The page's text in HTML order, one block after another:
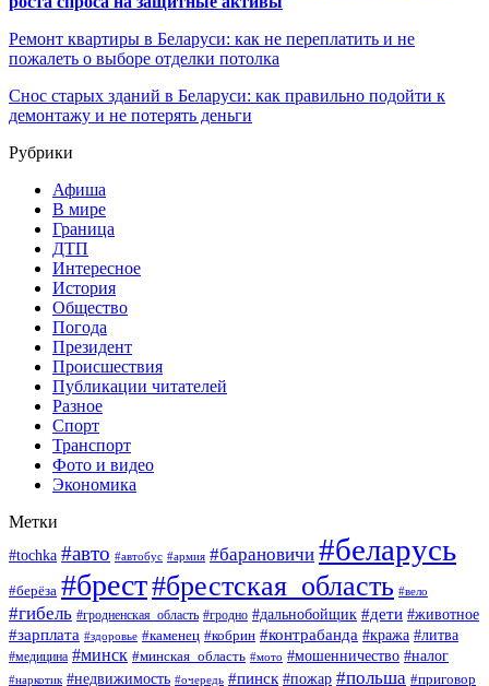
Ремонт квартиры в Беларуси: как не переплатить и не
пожалеть о выборе отделки потолка
Снос старых зданий в Беларуси: как правильно подойти к
демонтажу и не потерять деньги
Рубрики
Афиша
В мире
Граница
ДТП
Интересное
История
Общество
Погода
Президент
Происшествия
Публикации читателей
Разное
Спорт
Транспорт
Фото и видео
Экономика
Метки
#tochka #авто #автобус #армия #барановичи #беларусь
#берёза #брест#брестская_область #вело
#гибель #гродненская_область #гродно #дальнобойщик #дети #животное
#зарплата #здоровье #каменец #кобрин #контрабанда #кража #литва
#медицина #минск #минская_область #мото #мошенничество #налог
#наркотик #недвижимость #очередь #пинск #пожар #польша #приговор